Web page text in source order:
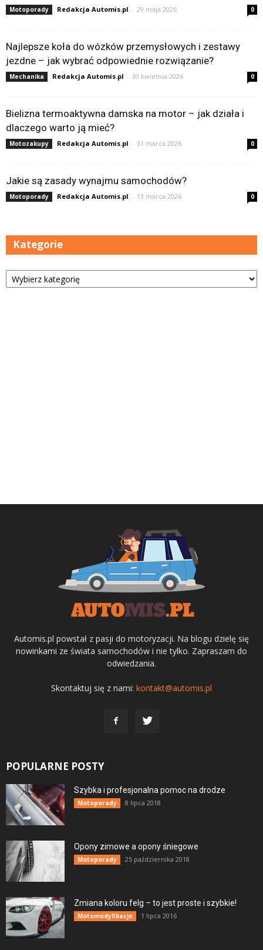
Motoporady Redakcja Automis.pl - 29 maja 2026 0
Najlepsze koła do wózków przemysłowych i zestawy
jezdne – jak wybrać odpowiednie rozwiązanie?
Mechanika Redakcja Automis.pl - 30 kwietnia 2026 0
Bielizna termoaktywna damska na motor – jak działa i
dlaczego warto ją mieć?
Motozakupy Redakcja Automis.pl - 31 marca 2026 0
Jakie są zasady wynajmu samochodów?
Motoporady Redakcja Automis.pl - 13 marca 2026 0
Kategorie
Kategorie
Automis.pl powstał z pasji do motoryzacji. Na blogu dzielę się
nowinkami ze świata samochodów i nie tylko. Zapraszam do
odwiedzania.
Skontaktuj się z nami: kontakt@automis.pl
POPULARNE POSTY
Szybka i profesjonalna pomoc na drodze
Motoporady 8 lipca 2018
Opony zimowe a opony śniegowe
Motoporady 25 października 2018
Zmiana koloru felg – to jest proste i szybkie!
Motomodyfikacje 1 lipca 2016